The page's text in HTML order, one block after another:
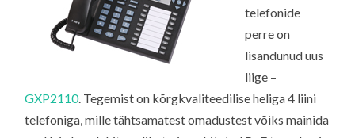
telefonide
perre on
lisandunud uus
liige –
GXP2110. Tegemist on kõrgkvaliteedilise heliga 4 liini
telefoniga, mille tähtsamatest omadustest võiks mainida